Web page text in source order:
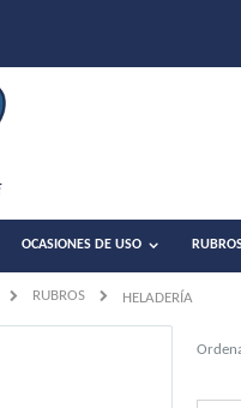
OCASIONES DE USO
RUBROS HELADERÍA